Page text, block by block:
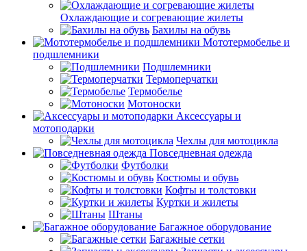
Охлаждающие и согревающие жилеты
Бахилы на обувь
Мототермобелье и
подшлемники
Подшлемники
Термоперчатки
Термобелье
Мотоноски
Аксессуары и
мотоподарки
Чехлы для мотоцикла
Повседневная одежда
Футболки
Костюмы и обувь
Кофты и толстовки
Куртки и жилеты
Штаны
Багажное оборудование
Багажные сетки